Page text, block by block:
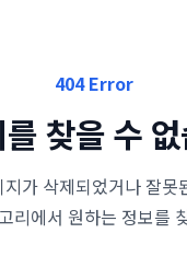
404 Error
찾을 수
가 삭제되었거나 잘못
리에서 원하는 정보를